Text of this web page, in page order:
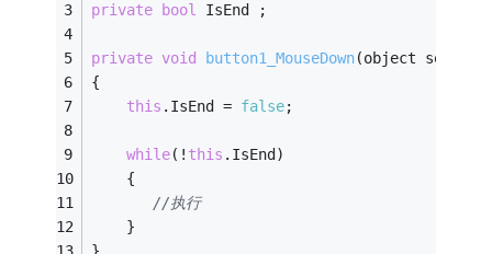
private
bool IsEnd ;
private void button1_MouseDown(object sender,
{
this .IsEnd = false;
while(! this .IsEnd)
    {
//执行
    }